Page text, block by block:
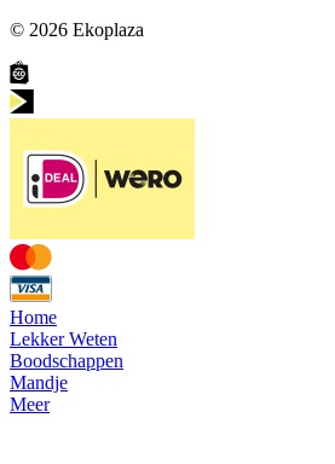
© 2026 Ekoplaza
Home
Lekker Weten
Boodschappen
Mandje
Meer